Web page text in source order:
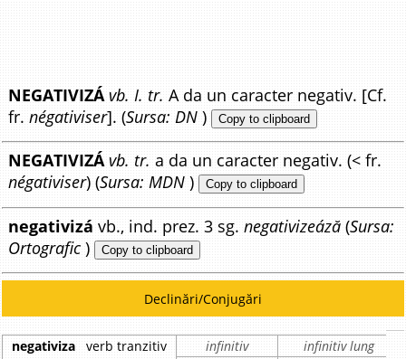
NEGATIVIZÁ vb. I. tr. A da un caracter negativ. [Cf.
fr.négativiser]. (Sursa: DN ) Copy to clipboard
NEGATIVIZÁ vb. tr. a da un caracter negativ. (< fr.
négativiser) (Sursa: MDN ) Copy to clipboard
negativizá vb., ind. prez. 3 sg.negativizeáză (Sursa:
Ortografic ) Copy to clipboard
Declinări/Conjugări
negativiza verb tranzitiv infinitiv infinitiv lung